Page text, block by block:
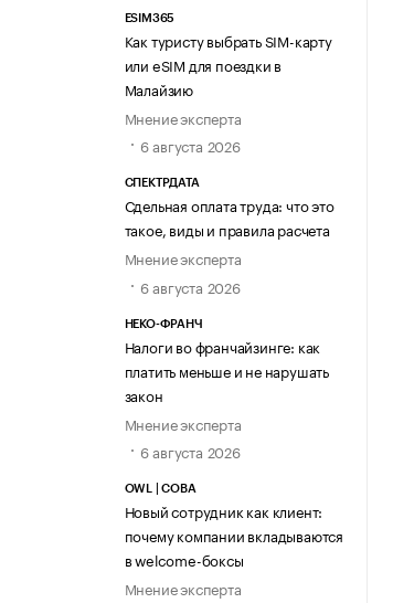
ESIM365
Как туристу выбрать SIM-карту
или eSIM для поездки в
Малайзию
Мнение эксперта
6 августа 2026
СПЕКТРДАТА
Сдельная оплата труда: что это
такое, виды и правила расчета
Мнение эксперта
6 августа 2026
НЕКО-ФРАНЧ
Налоги во франчайзинге: как
платить меньше и не нарушать
закон
Мнение эксперта
6 августа 2026
OWL | СОВА
Новый сотрудник как клиент:
почему компании вкладываются
в welcome-боксы
Мнение эксперта